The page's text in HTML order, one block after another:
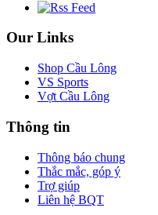
Our Links
Shop Cầu Lông
VS Sports
Vợt Cầu Lông
Thông tin
Thông báo chung
Thắc mắc, góp ý
Trợ giúp
Liên hệ BQT